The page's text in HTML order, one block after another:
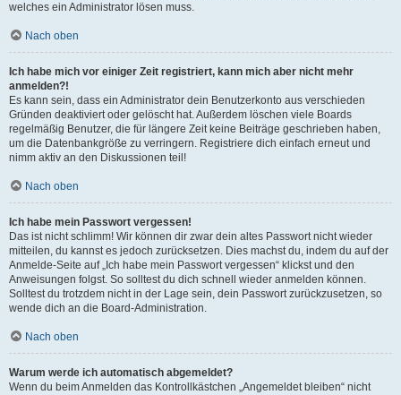
welches ein Administrator lösen muss.
Nach oben
Ich habe mich vor einiger Zeit registriert, kann mich aber nicht mehr
anmelden?!
Es kann sein, dass ein Administrator dein Benutzerkonto aus verschieden
Gründen deaktiviert oder gelöscht hat. Außerdem löschen viele Boards
regelmäßig Benutzer, die für längere Zeit keine Beiträge geschrieben haben,
um die Datenbankgröße zu verringern. Registriere dich einfach erneut und
nimm aktiv an den Diskussionen teil!
Nach oben
Ich habe mein Passwort vergessen!
Das ist nicht schlimm! Wir können dir zwar dein altes Passwort nicht wieder
mitteilen, du kannst es jedoch zurücksetzen. Dies machst du, indem du auf der
Anmelde-Seite auf „Ich habe mein Passwort vergessen“ klickst und den
Anweisungen folgst. So solltest du dich schnell wieder anmelden können.
Solltest du trotzdem nicht in der Lage sein, dein Passwort zurückzusetzen, so
wende dich an die Board-Administration.
Nach oben
Warum werde ich automatisch abgemeldet?
Wenn du beim Anmelden das Kontrollkästchen „Angemeldet bleiben“ nicht